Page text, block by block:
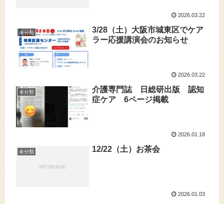
2026.03.22
未分類
3/28（土）大阪市城東区でケア
ラー応援講演会のお知らせ
2026.03.22
未分類
介護専門誌 日総研出版 認知
症ケア 6ページ掲載
2026.01.18
未分類 12/22（土）お茶会
2026.01.03